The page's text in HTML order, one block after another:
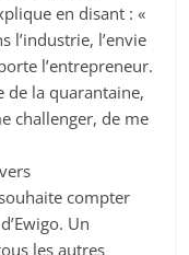
en disant : «
l’industrie, l’envie
l’entrepreneur.
de la quarantaine,
challenger, de me
compter
Un
les autres